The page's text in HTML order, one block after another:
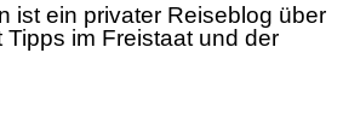
ist ein privater Reiseblog über
im Freistaat und der